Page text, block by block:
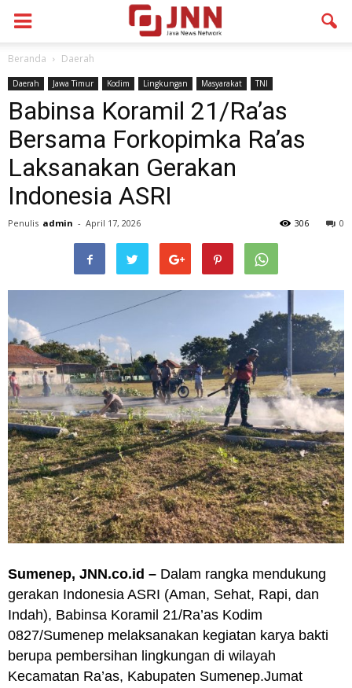
Beranda Daerah
Daerah Jawa Timur Kodim Lingkungan Masyarakat TNI
Babinsa Koramil 21/Ra’as
Bersama Forkopimka Ra’as
Laksanakan Gerakan
Indonesia ASRI
Penulis admin - April 17, 2026 0
306
Sumenep, JNN.co.id – Dalam rangka mendukung
gerakan Indonesia ASRI (Aman, Sehat, Rapi, dan
Indah), Babinsa Koramil 21/Ra’as Kodim
0827/Sumenep melaksanakan kegiatan karya bakti
berupa pembersihan lingkungan di wilayah
Kecamatan Ra’as, Kabupaten Sumenep.Jumat